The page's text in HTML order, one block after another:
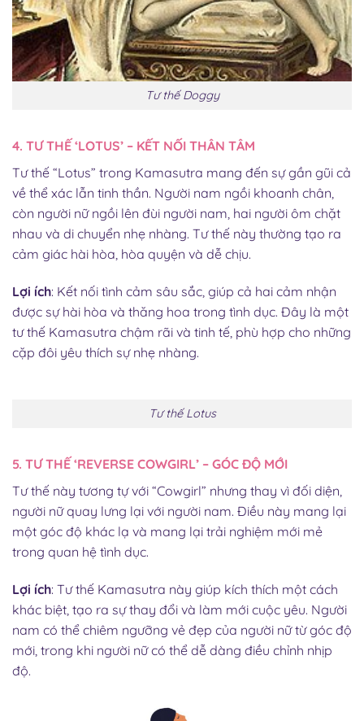
Tư thế Doggy
4. TƯ THẾ ‘LOTUS’ – KẾT NỐI THÂN TÂM
Tư thế “Lotus” trong Kamasutra mang đến sự gần gũi cả
về thể xác lẫn tinh thần. Người nam ngồi khoanh chân,
còn người nữ ngồi lên đùi người nam, hai người ôm chặt
nhau và di chuyển nhẹ nhàng. Tư thế này thường tạo ra
cảm giác hài hòa, hòa quyện và dễ chịu.
Lợi ích: Kết nối tình cảm sâu sắc, giúp cả hai cảm nhận
được sự hài hòa và thăng hoa trong tình dục. Đây là một
tư thế Kamasutra chậm rãi và tinh tế, phù hợp cho những
cặp đôi yêu thích sự nhẹ nhàng.
Tư thế Lotus
5. TƯ THẾ ‘REVERSE COWGIRL’ – GÓC ĐỘ MỚI
Tư thế này tương tự với “Cowgirl” nhưng thay vì đối diện,
người nữ quay lưng lại với người nam. Điều này mang lại
một góc độ khác lạ và mang lại trải nghiệm mới mẻ
trong quan hệ tình dục.
Lợi ích: Tư thế Kamasutra này giúp kích thích một cách
khác biệt, tạo ra sự thay đổi và làm mới cuộc yêu. Người
nam có thể chiêm ngưỡng vẻ đẹp của người nữ từ góc độ
mới, trong khi người nữ có thể dễ dàng điều chỉnh nhịp
độ.